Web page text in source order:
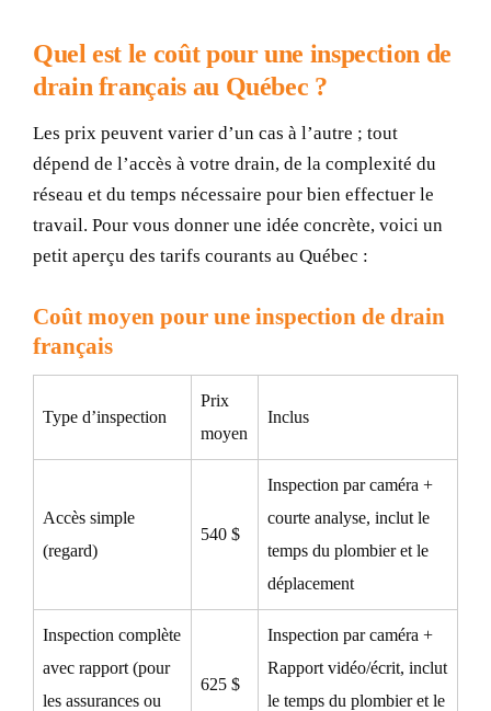
Quel est le coût pour une inspection de
drain français au Québec ?
Les prix peuvent varier d’un cas à l’autre ; tout
dépend de l’accès à votre drain, de la complexité du
réseau et du temps nécessaire pour bien effectuer le
travail. Pour vous donner une idée concrète, voici un
petit aperçu des tarifs courants au Québec :
Coût moyen pour une inspection de drain
français
Type d’inspection
Prix
moyen
Inclus
Accès simple
(regard)
540 $
Inspection par caméra +
courte analyse, inclut le
temps du plombier et le
déplacement
Inspection complète
avec rapport (pour
les assurances ou
625 $
Inspection par caméra +
Rapport vidéo/écrit, inclut
le temps du plombier et le